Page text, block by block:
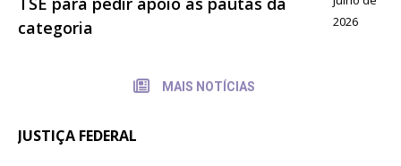
categoria
2026
MAIS NOTÍCIAS
JUSTIÇA FEDERAL